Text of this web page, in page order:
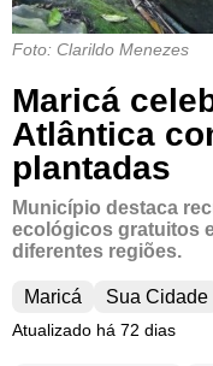
Foto: Clarildo Menezes
Maricá
Atlântica
plantadas
Município destaca
ecológicos gratuitos
diferentes regiões.
Maricá Sua Cidade
Atualizado há 72 dias